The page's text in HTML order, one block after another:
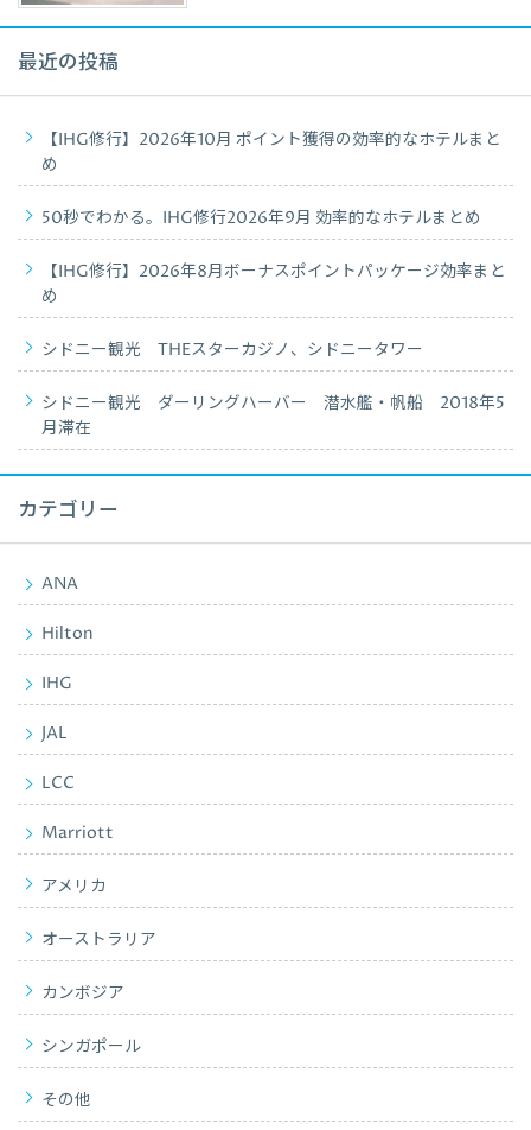
最近の投稿
【IHG修行】2026年10月 ポイント獲得の効率的なホテルまと
め
50秒でわかる。IHG修行2026年9月 効率的なホテルまとめ
【IHG修行】2026年8月ボーナスポイントパッケージ効率まと
め
シドニー観光 THEスターカジノ、シドニータワー
シドニー観光 ダーリングハーバー 潜水艦・帆船 2018年5
月滞在
カテゴリー
ANA
Hilton
IHG
JAL
LCC
Marriott
アメリカ
オーストラリア
カンボジア
シンガポール
その他